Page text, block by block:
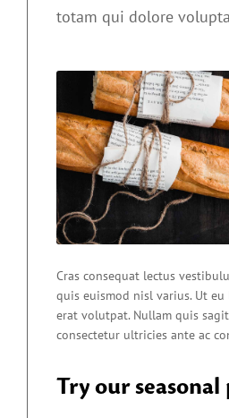
totam qui dolore
Cras consequat lectus
quis euismod nisl varius. Ut eu
erat volutpat. Nullam quis
consectetur ultricies ante ac
Try our